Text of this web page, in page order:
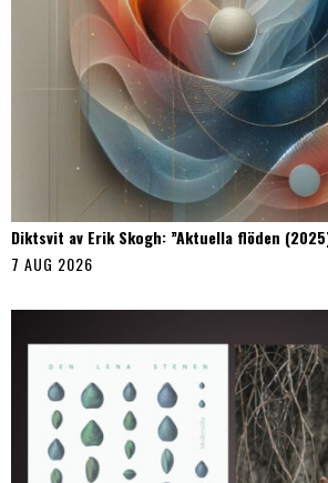
Diktsvit av Erik Skogh: ”Aktuella flöden
7 AUG 2026